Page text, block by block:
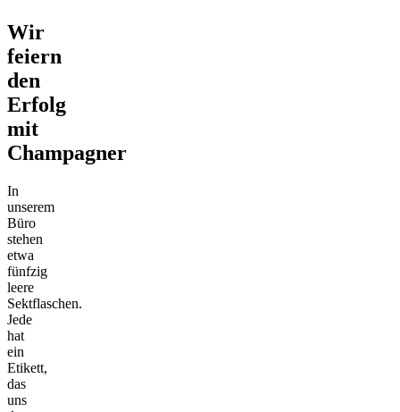
Wir
feiern
den
Erfolg
mit
Champagner
In
unserem
Büro
stehen
etwa
fünfzig
leere
Sektflaschen.
Jede
hat
ein
Etikett,
das
uns